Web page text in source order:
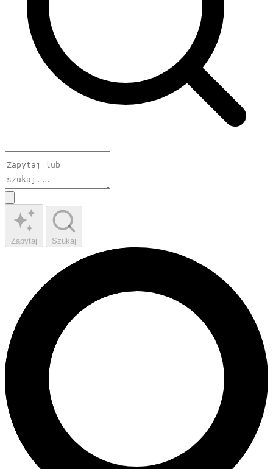
Zapytaj Szukaj